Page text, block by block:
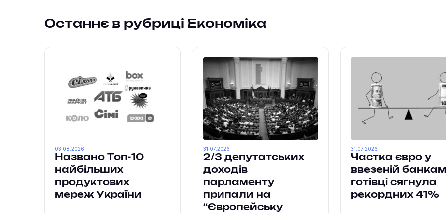
Останнє в рубриці Економіка
Названо Топ-10
найбільших
продуктових
мереж України
03.08.2026
2/3 депутатських
доходів
парламенту
припали на
“Європейську
31.07.2026
Частка євро у
ввезеній
готівці сягнула
рекордних 41%
31.07.2026